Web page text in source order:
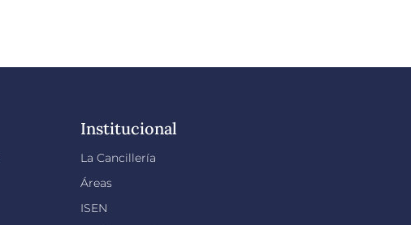
Institucional
La Cancillería
Áreas
ISEN